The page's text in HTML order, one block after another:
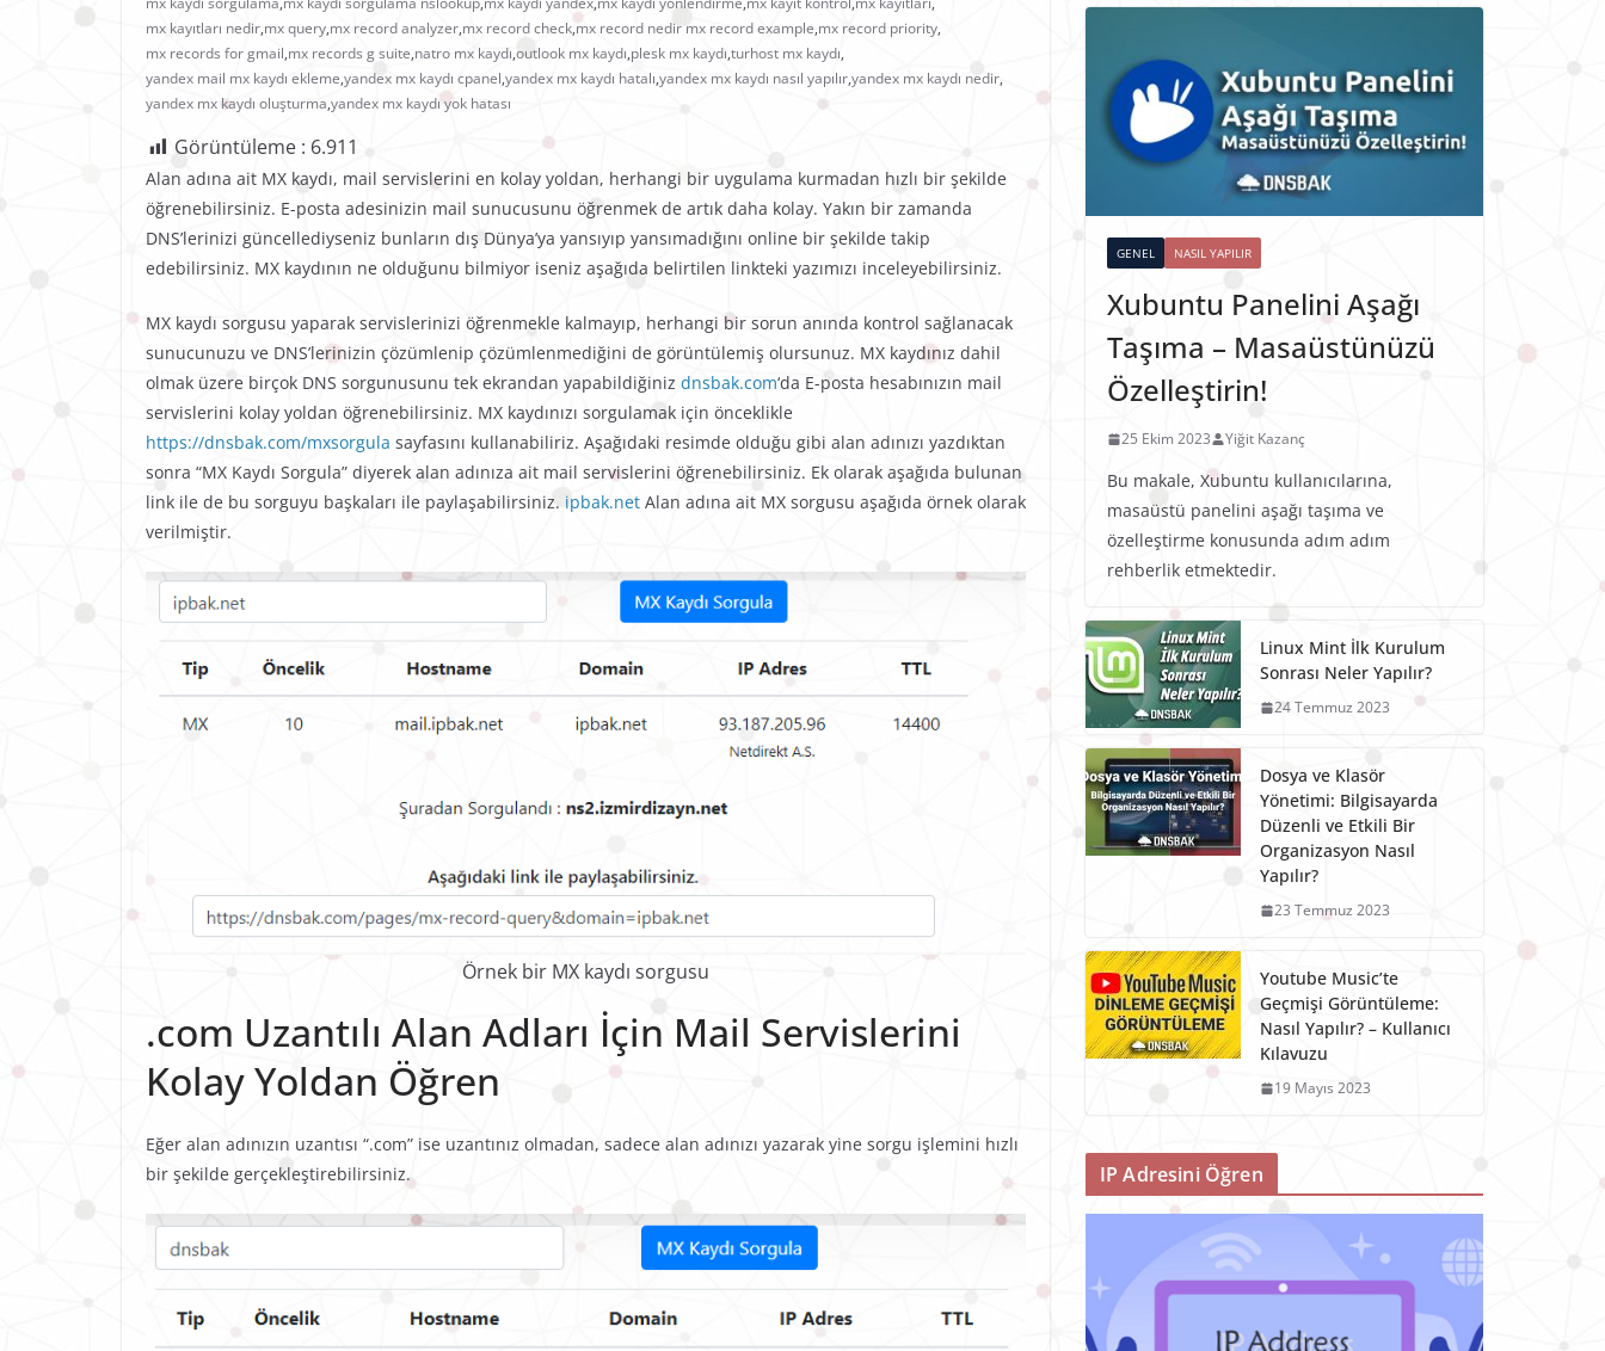
mx kayıtları nedir,mx query,mx record analyzer,mx record check,mx record nedir mx record example,mx record priority,
mx records for gmail,mx records g suite,natro mx kaydı,outlook mx kaydı,plesk mx kaydı,turhost mx kaydı,
yandex mail mx kaydı ekleme,yandex mx kaydı cpanel,yandex mx kaydı hatalı,yandex mx kaydı nasıl yapılır,yandex mx kaydı nedir,
yandex mx kaydı oluşturma,yandex mx kaydı yok hatası
Görüntüleme : 6.911
Alan adına ait MX kaydı, mail servislerini en kolay yoldan, herhangi bir uygulama kurmadan hızlı bir şekilde
öğrenebilirsiniz. E-posta adesinizin mail sunucusunu öğrenmek de artık daha kolay. Yakın bir zamanda
DNS’lerinizi güncellediyseniz bunların dış Dünya’ya yansıyıp yansımadığını online bir şekilde takip
edebilirsiniz. MX kaydının ne olduğunu bilmiyor iseniz aşağıda belirtilen linkteki yazımızı inceleyebilirsiniz.
MX kaydı sorgusu yaparak servislerinizi öğrenmekle kalmayıp, herhangi bir sorun anında kontrol sağlanacak
sunucunuzu ve DNS’lerinizin çözümlenip çözümlenmediğini de görüntülemiş olursunuz. MX kaydınız dahil
olmak üzere birçok DNS sorgunusunu tek ekrandan yapabildiğiniz dnsbak.com‘da E-posta hesabınızın mail
servislerini kolay yoldan öğrenebilirsiniz. MX kaydınızı sorgulamak için önceklikle
https://dnsbak.com/mxsorgula sayfasını kullanabiliriz. Aşağıdaki resimde olduğu gibi alan adınızı yazdıktan
sonra “MX Kaydı Sorgula” diyerek alan adınıza ait mail servislerini öğrenebilirsiniz. Ek olarak aşağıda bulunan
link ile de bu sorguyu başkaları ile paylaşabilirsiniz. ipbak.net Alan adına ait MX sorgusu aşağıda örnek olarak
verilmiştir.
Örnek bir MX kaydı sorgusu
.com Uzantılı Alan Adları İçin Mail Servislerini
Kolay Yoldan Öğren
Eğer alan adınızın uzantısı “.com” ise uzantınız olmadan, sadece alan adınızı yazarak yine sorgu işlemini hızlı
bir şekilde gerçekleştirebilirsiniz.
GENEL NASIL YAPILIR
Xubuntu Panelini Aşağı
Taşıma – Masaüstünüzü
Özelleştirin!
25 Ekim 2023 Yiğit Kazanç
Bu makale, Xubuntu kullanıcılarına,
masaüstü panelini aşağı taşıma ve
özelleştirme konusunda adım adım
rehberlik etmektedir.
Linux Mint İlk Kurulum
Sonrası Neler Yapılır?
24 Temmuz 2023
Dosya ve Klasör
Yönetimi: Bilgisayarda
Düzenli ve Etkili Bir
Organizasyon Nasıl
Yapılır?
23 Temmuz 2023
Youtube Music’te
Geçmişi Görüntüleme:
Nasıl Yapılır? – Kullanıcı
Kılavuzu
19 Mayıs 2023
IP Adresini Öğren